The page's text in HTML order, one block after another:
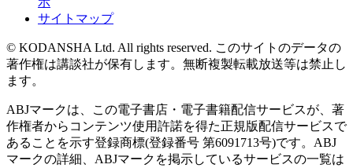
サイトマップ
© KODANSHA Ltd. All rights reserved. このサイトのデータの
著作権は講談社が保有します。無断複製転載放送等は禁止し
ます。
ABJマークは、この電子書店・電子書籍配信サービスが、著
作権者からコンテンツ使用許諾を得た正規版配信サービスで
あることを示す登録商標(登録番号 第6091713号)です。ABJ
マークの詳細、ABJマークを掲示しているサービスの一覧は